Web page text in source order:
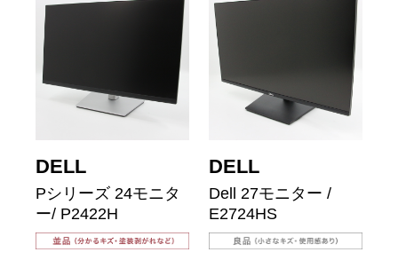
DELL
Pシリーズ 24モニタ
ー/ P2422H
DELL
Dell 27モニター /
E2724HS